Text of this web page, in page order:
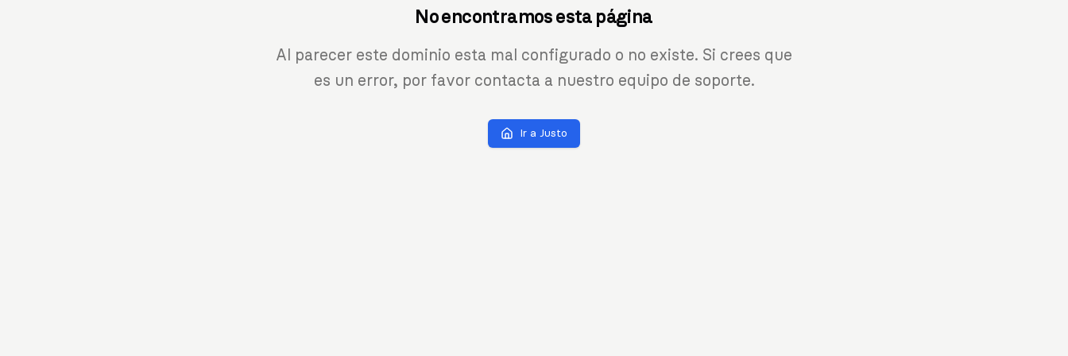
No encontramos esta página
Al parecer este dominio esta mal configurado o no existe. Si crees que
es un error, por favor contacta a nuestro equipo de soporte.
Ir a Justo